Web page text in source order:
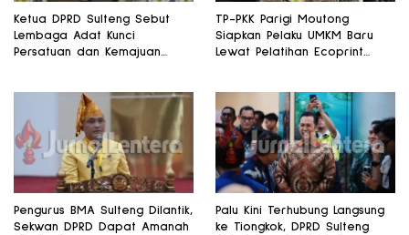
Ketua DPRD Sulteng Sebut
Lembaga Adat Kunci
Persatuan dan Kemajuan
TP-PKK Parigi Moutong
Siapkan Pelaku UMKM Baru
Lewat Pelatihan Ecoprint
Pengurus BMA Sulteng Dilantik,
Sekwan DPRD Dapat Amanah
Palu Kini Terhubung Langsung
ke Tiongkok, DPRD Sulteng